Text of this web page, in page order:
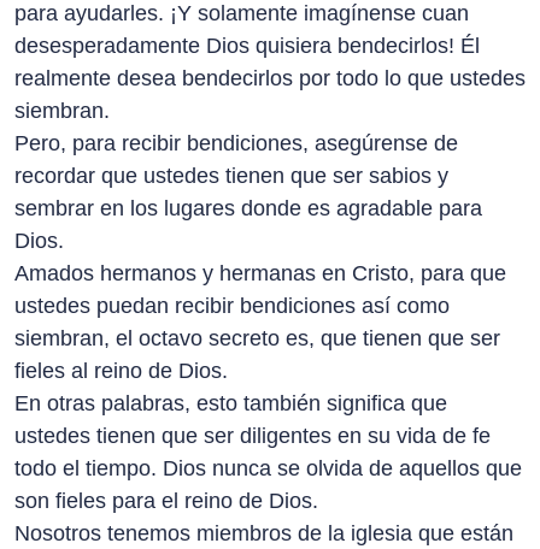
para ayudarles. ¡Y solamente imagínense cuan
desesperadamente Dios quisiera bendecirlos! Él
realmente desea bendecirlos por todo lo que ustedes
siembran.
Pero, para recibir bendiciones, asegúrense de
recordar que ustedes tienen que ser sabios y
sembrar en los lugares donde es agradable para
Dios.
Amados hermanos y hermanas en Cristo, para que
ustedes puedan recibir bendiciones así como
siembran, el octavo secreto es, que tienen que ser
fieles al reino de Dios.
En otras palabras, esto también significa que
ustedes tienen que ser diligentes en su vida de fe
todo el tiempo. Dios nunca se olvida de aquellos que
son fieles para el reino de Dios.
Nosotros tenemos miembros de la iglesia que están